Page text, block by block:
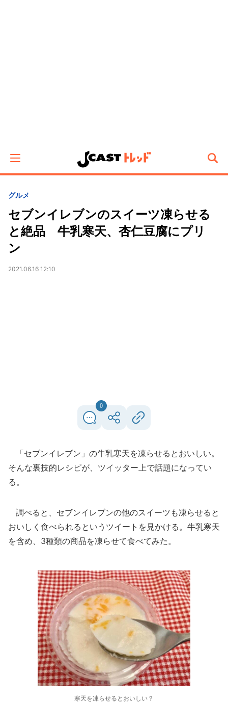
グルメ
セブンイレブンのスイーツ凍らせる
と絶品 牛乳寒天、杏仁豆腐にプリ
ン
2021.06.16 12:10
0
「セブンイレブン」の牛乳寒天を凍らせるとおいしい。
そんな裏技的レシピが、ツイッター上で話題になってい
る。
調べると、セブンイレブンの他のスイーツも凍らせると
おいしく食べられるというツイートを見かける。牛乳寒天
を含め、3種類の商品を凍らせて食べてみた。
寒天を凍らせるとおいしい？